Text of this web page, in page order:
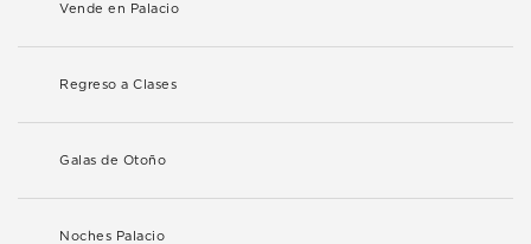
Vende en Palacio
Regreso a Clases
Galas de Otoño
Noches Palacio